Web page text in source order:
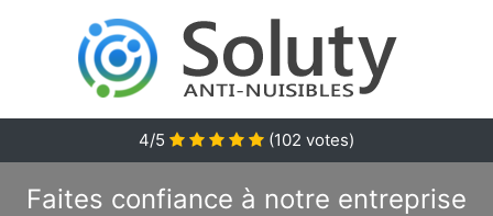
4/5 (102 votes)
Faites confiance à notre entreprise